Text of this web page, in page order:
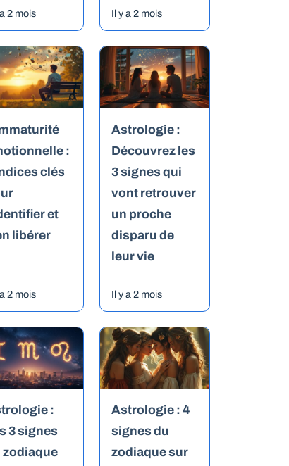
2 mois Il y a 2 mois
:
clés
et
libérer
2 mois
Astrologie :
Découvrez les
3 signes qui
vont retrouver
un proche
disparu de
leur vie
Il y a 2 mois
:
3 signes
zodiaque
Astrologie : 4
signes du
zodiaque sur